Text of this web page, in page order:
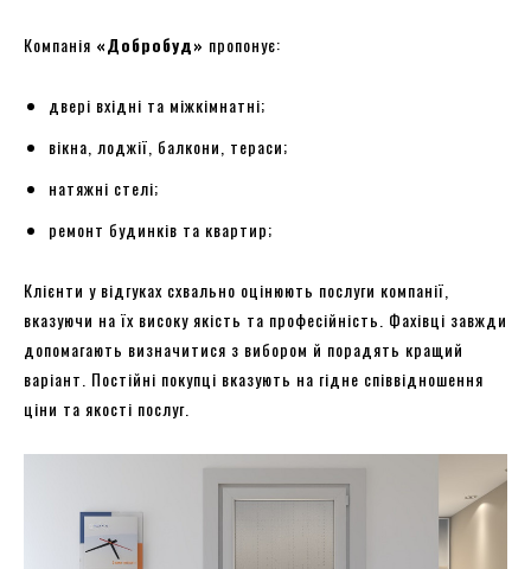
Компанія «Добробуд» пропонує:
двері вхідні та міжкімнатні;
вікна, лоджії, балкони, тераси;
натяжні стелі;
ремонт будинків та квартир;
Клієнти у відгуках схвально оцінюють послуги компанії,
вказуючи на їх високу якість та професійність. Фахівці завжди
допомагають визначитися з вибором й порадять кращий
варіант. Постійні покупці вказують на гідне співвідношення
ціни та якості послуг.